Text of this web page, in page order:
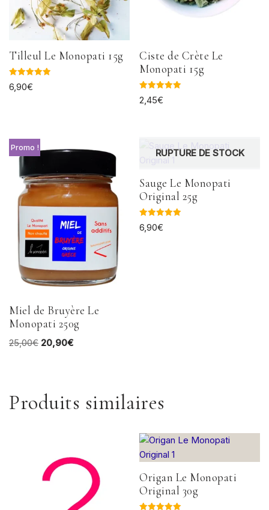
Tilleul Le Monopati 15g
Note
5.00
6,90€
Ciste de Crète Le
Monopati 15g
Note
5.00
2,45€
Promo !
Miel de Bruyère Le
Monopati 250g
25,00€ 20,90€
RUPTURE DE STOCK
Sauge Le Monopati
Original 25g
Note
5.00
6,90€
Produits similaires
Origan Le Monopati
Original 30g